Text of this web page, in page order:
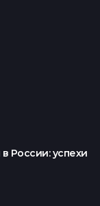
России: успехи